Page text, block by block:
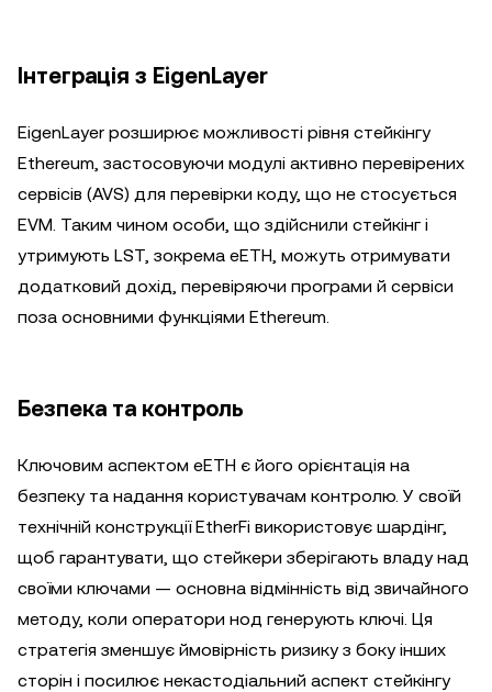
Інтеграція з EigenLayer
EigenLayer розширює можливості рівня стейкінгу
Ethereum, застосовуючи модулі активно перевірених
сервісів (AVS) для перевірки коду, що не стосується
EVM. Таким чином особи, що здійснили стейкінг і
утримують LST, зокрема eETH, можуть отримувати
додатковий дохід, перевіряючи програми й сервіси
поза основними функціями Ethereum.
Безпека та контроль
Ключовим аспектом eETH є його орієнтація на
безпеку та надання користувачам контролю. У своїй
технічній конструкції EtherFi використовує шардінг,
щоб гарантувати, що стейкери зберігають владу над
своїми ключами — основна відмінність від звичайного
методу, коли оператори нод генерують ключі. Ця
стратегія зменшує ймовірність ризику з боку інших
сторін і посилює некастодіальний аспект стейкінгу